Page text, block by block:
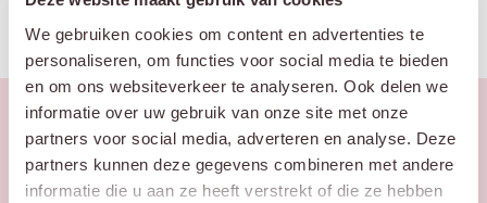
We gebruiken cookies om content en advertenties te
personaliseren, om functies voor social media te bieden
en om ons websiteverkeer te analyseren. Ook delen we
informatie over uw gebruik van onze site met onze
partners voor social media, adverteren en analyse. Deze
partners kunnen deze gegevens combineren met andere
informatie die u aan ze heeft verstrekt of die ze hebben